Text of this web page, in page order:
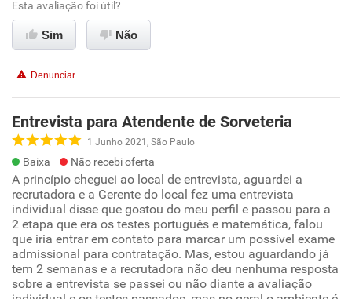
Esta avaliação foi útil?
Sim Não
Denunciar
Entrevista para Atendente de Sorveteria
1 Junho 2021, São Paulo
Baixa Não recebi oferta
A princípio cheguei ao local de entrevista, aguardei a
recrutadora e a Gerente do local fez uma entrevista
individual disse que gostou do meu perfil e passou para a
2 etapa que era os testes português e matemática, falou
que iria entrar em contato para marcar um possível exame
admissional para contratação. Mas, estou aguardando já
tem 2 semanas e a recrutadora não deu nenhuma resposta
sobre a entrevista se passei ou não diante a avaliação